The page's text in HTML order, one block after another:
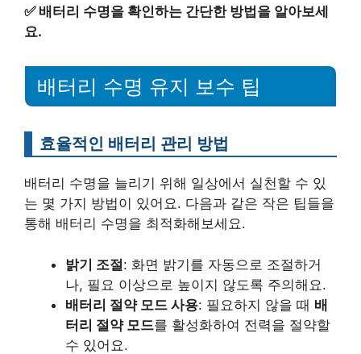
✅ 배터리 수명을 확인하는 간단한 방법을 알아보세
요.
배터리 수명 유지 보수 팁
효율적인 배터리 관리 방법
배터리 수명을 늘리기 위해 일상에서 실천할 수 있
는 몇 가지 방법이 있어요. 다음과 같은 작은 팁들을
통해 배터리 수명을 최적화해보세요.
밝기 조절: 화면 밝기를 자동으로 조절하거
나, 필요 이상으로 높이지 않도록 주의해요.
배터리 절약 모드 사용: 필요하지 않을 때 배
터리 절약 모드를 활성화하여 전력을 절약할
수 있어요.